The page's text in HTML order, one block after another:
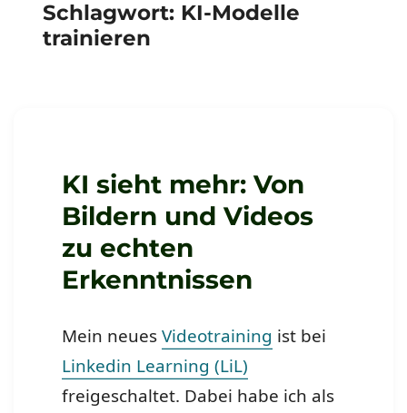
Schlagwort: KI-Modelle
trainieren
KI sieht mehr: Von
Bildern und Videos
zu echten
Erkenntnissen
Mein neuesVideotraining ist bei
Linkedin Learning (LiL)
freigeschaltet. Dabei habe ich als